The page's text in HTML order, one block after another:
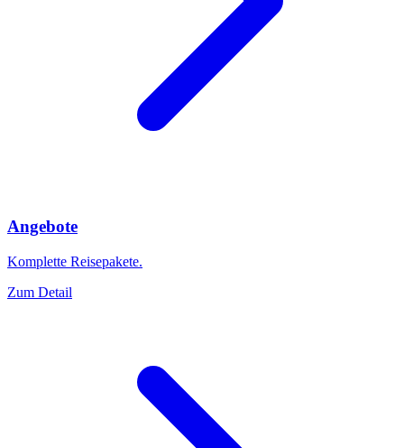
Angebote
Komplette Reisepakete.
Zum Detail